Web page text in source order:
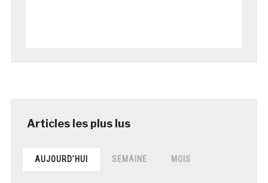
AUJOURD’HUI SEMAINE MOIS